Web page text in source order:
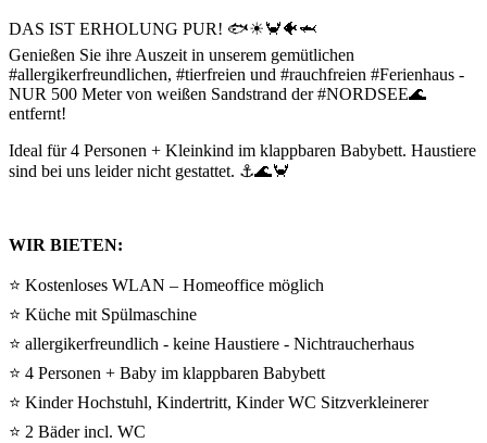
DAS IST ERHOLUNG PUR! 🐟☀🦀🐠🦈
Genießen Sie ihre Auszeit in unserem gemütlichen
#allergikerfreundlichen, #tierfreien und #rauchfreien #Ferienhaus -
NUR 500 Meter von weißen Sandstrand der #NORDSEE🌊
entfernt!
Ideal für 4 Personen + Kleinkind im klappbaren Babybett. Haustiere
sind bei uns leider nicht gestattet. ⚓🌊🦀
WIR BIETEN:
⭐ Kostenloses WLAN – Homeoffice möglich
⭐ Küche mit Spülmaschine
⭐ allergikerfreundlich - keine Haustiere - Nichtraucherhaus
⭐ 4 Personen + Baby im klappbaren Babybett
⭐ Kinder Hochstuhl, Kindertritt, Kinder WC Sitzverkleinerer
⭐ 2 Bäder incl. WC